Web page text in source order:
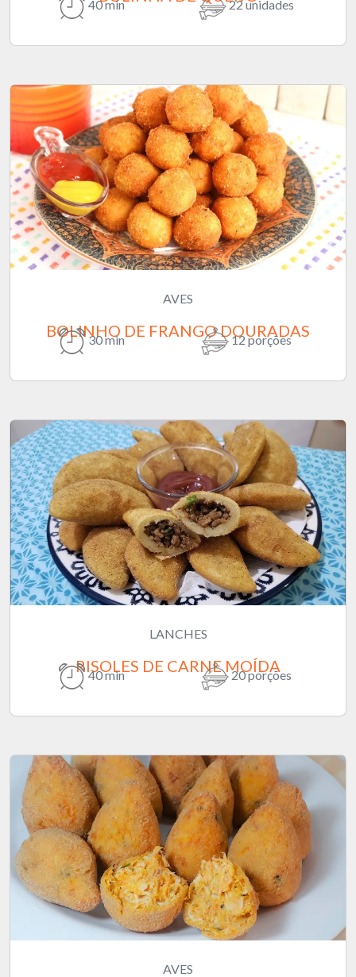
40 min 22 unidades
AVES
BOLINHO DE FRANGO DOURADAS
30 min 12 porções
LANCHES
RISOLES DE CARNE MOÍDA
40 min 20 porções
AVES